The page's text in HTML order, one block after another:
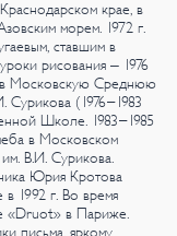
крае, в
морем. 1972 г.
ставшим в
рисования – 1976
в Московскую Среднюю
Сурикова (1976-1983
Школе. 1983-1985
в Московском
В.И. Сурикова.
Юрия Кротова
1992 г. Во время
«Druot» в Париже.
письма, яркому